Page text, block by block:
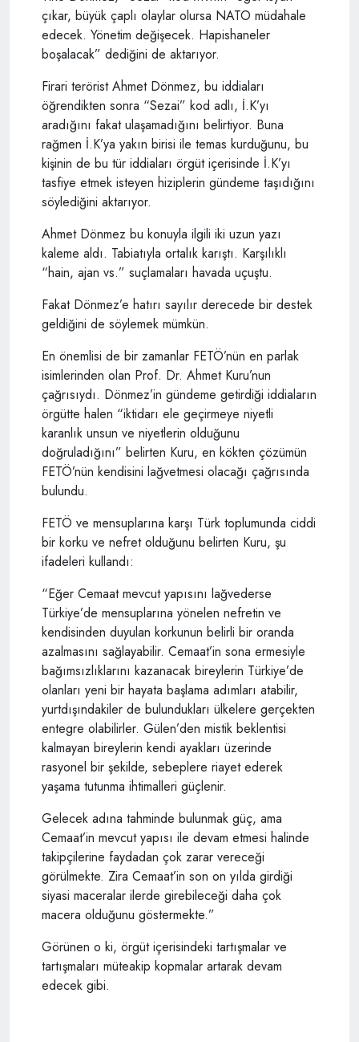
çıkar, büyük çaplı olaylar olursa NATO müdahale
edecek. Yönetim değişecek. Hapishaneler
boşalacak” dediğini de aktarıyor.
Firari terörist Ahmet Dönmez, bu iddiaları
öğrendikten sonra “Sezai” kod adlı, İ.K’yı
aradığını fakat ulaşamadığını belirtiyor. Buna
rağmen İ.K’ya yakın birisi ile temas kurduğunu, bu
kişinin de bu tür iddiaları örgüt içerisinde İ.K’yı
tasfiye etmek isteyen hiziplerin gündeme taşıdığını
söylediğini aktarıyor.
Ahmet Dönmez bu konuyla ilgili iki uzun yazı
kaleme aldı. Tabiatıyla ortalık karıştı. Karşılıklı
“hain, ajan vs.” suçlamaları havada uçuştu.
Fakat Dönmez’e hatırı sayılır derecede bir destek
geldiğini de söylemek mümkün.
En önemlisi de bir zamanlar FETÖ’nün en parlak
isimlerinden olan Prof. Dr. Ahmet Kuru’nun
çağrısıydı. Dönmez’in gündeme getirdiği iddiaların
örgütte halen “iktidarı ele geçirmeye niyetli
karanlık unsun ve niyetlerin olduğunu
doğruladığını” belirten Kuru, en kökten çözümün
FETÖ’nün kendisini lağvetmesi olacağı çağrısında
bulundu.
FETÖ ve mensuplarına karşı Türk toplumunda ciddi
bir korku ve nefret olduğunu belirten Kuru, şu
ifadeleri kullandı:
“Eğer Cemaat mevcut yapısını lağvederse
Türkiye’de mensuplarına yönelen nefretin ve
kendisinden duyulan korkunun belirli bir oranda
azalmasını sağlayabilir. Cemaat’in sona ermesiyle
bağımsızlıklarını kazanacak bireylerin Türkiye’de
olanları yeni bir hayata başlama adımları atabilir,
yurtdışındakiler de bulundukları ülkelere gerçekten
entegre olabilirler. Gülen’den mistik beklentisi
kalmayan bireylerin kendi ayakları üzerinde
rasyonel bir şekilde, sebeplere riayet ederek
yaşama tutunma ihtimalleri güçlenir.
Gelecek adına tahminde bulunmak güç, ama
Cemaat’in mevcut yapısı ile devam etmesi halinde
takipçilerine faydadan çok zarar vereceği
görülmekte. Zira Cemaat’in son on yılda girdiği
siyasi maceralar ilerde girebileceği daha çok
macera olduğunu göstermekte.”
Görünen o ki, örgüt içerisindeki tartışmalar ve
tartışmaları müteakip kopmalar artarak devam
edecek gibi.